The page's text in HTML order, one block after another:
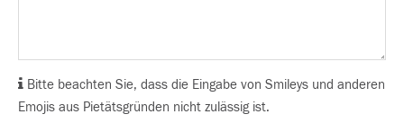
Bitte beachten Sie, dass die Eingabe von Smileys und anderen
Emojis aus Pietätsgründen nicht zulässig ist.